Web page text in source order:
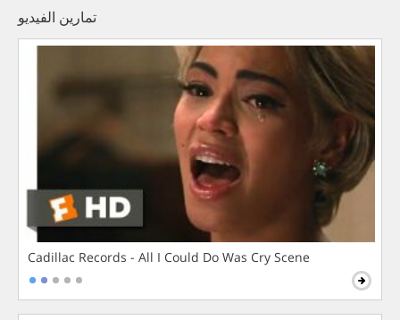
تمارين الفيديو
Cadillac Records - All I Could Do Was Cry Scene